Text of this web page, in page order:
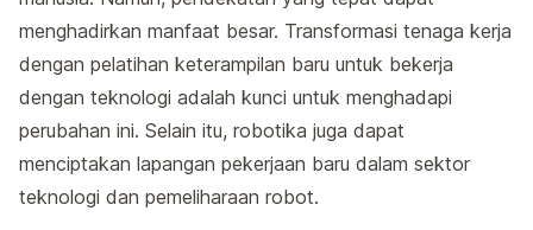
menghadirkan manfaat besar. Transformasi tenaga kerja
dengan pelatihan keterampilan baru untuk bekerja
dengan teknologi adalah kunci untuk menghadapi
perubahan ini. Selain itu, robotika juga dapat
menciptakan lapangan pekerjaan baru dalam sektor
teknologi dan pemeliharaan robot.